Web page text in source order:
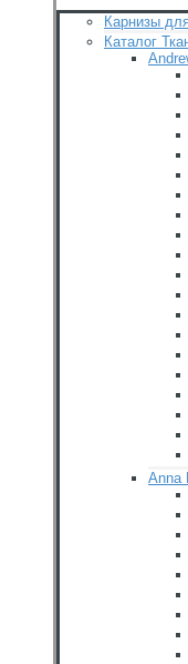
Карнизы
Каталог
Anna